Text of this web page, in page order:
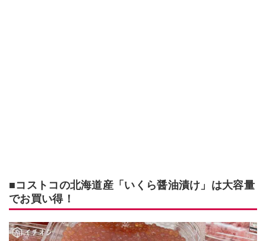
■コストコの北海道産「いくら醤油漬け」は大容量
でお買い得！